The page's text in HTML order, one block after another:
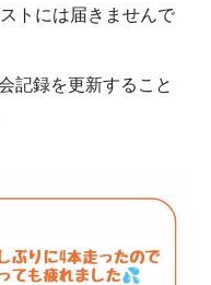
トには届きませんで
記録を更新すること